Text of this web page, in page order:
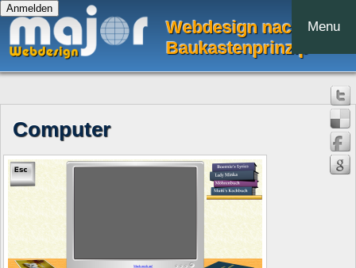
Webdesign nach dem
Baukastenprinzip
Menu
Computer